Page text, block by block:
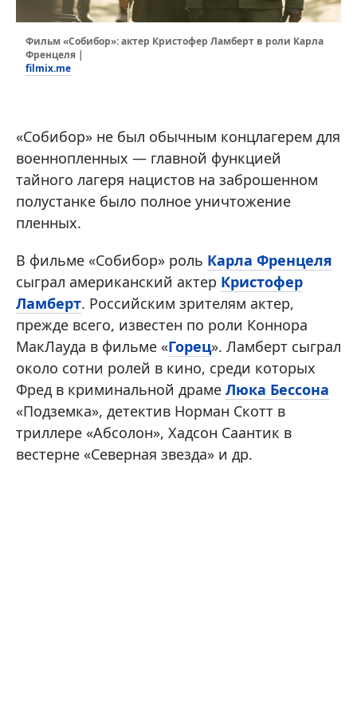
Фильм «Собибор»: актер Кристофер Ламберт в роли Карла
Френцеля |
filmix.me
«Собибор» не был обычным концлагерем для
военнопленных — главной функцией
тайного лагеря нацистов на заброшенном
полустанке было полное уничтожение
пленных.
В фильме «Собибор» роль Карла Френцеля
сыграл американский актер Кристофер
Ламберт. Российским зрителям актер,
прежде всего, известен по роли Коннора
МакЛауда в фильме «Горец». Ламберт сыграл
около сотни ролей в кино, среди которых
Фред в криминальной драме Люка Бессона
«Подземка», детектив Норман Скотт в
триллере «Абсолон», Хадсон Саантик в
вестерне «Северная звезда» и др.